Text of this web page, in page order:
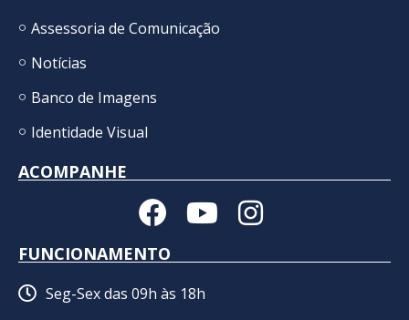
Assessoria de Comunicação
Notícias
Banco de Imagens
Identidade Visual
ACOMPANHE
FUNCIONAMENTO
Seg-Sex das 09h às 18h